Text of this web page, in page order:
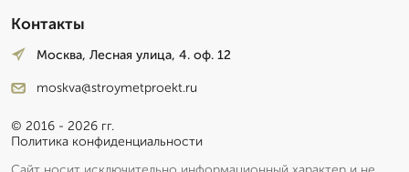
Контакты
Москва, Лесная улица, 4. оф. 12
moskva@stroymetproekt.ru
© 2016 - 2026 гг.
Политика конфиденциальности